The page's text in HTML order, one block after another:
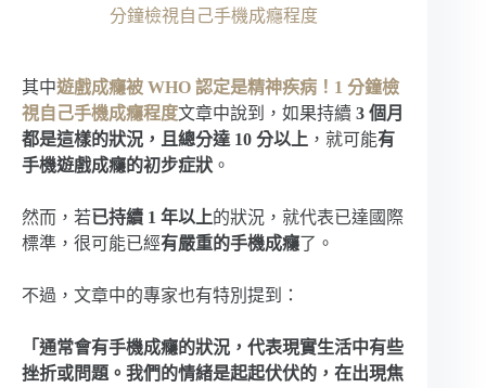
分鐘檢視自己手機成癮程度
其中遊戲成癮被 WHO 認定是精神疾病！1 分鐘檢
視自己手機成癮程度文章中說到，如果持續 3 個月
都是這樣的狀況，且總分達 10 分以上 ，就可能有
手機遊戲成癮的初步症狀 。
然而，若已持續 1 年以上的狀況，就代表已達國際
標準，很可能已經有嚴重的手機成癮了。
不過，文章中的專家也有特別提到：
「通常會有手機成癮的狀況，代表現實生活中有些
挫折或問題。我們的情緒是起起伏伏的，在出現焦